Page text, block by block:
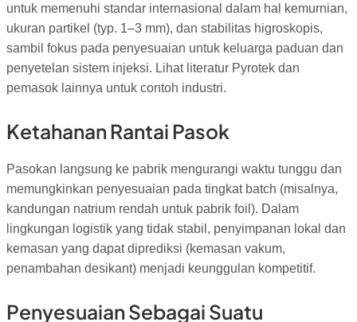
untuk memenuhi standar internasional dalam hal kemurnian,
ukuran partikel (typ. 1–3 mm), dan stabilitas higroskopis,
sambil fokus pada penyesuaian untuk keluarga paduan dan
penyetelan sistem injeksi. Lihat literatur Pyrotek dan
pemasok lainnya untuk contoh industri.
Ketahanan Rantai Pasok
Pasokan langsung ke pabrik mengurangi waktu tunggu dan
memungkinkan penyesuaian pada tingkat batch (misalnya,
kandungan natrium rendah untuk pabrik foil). Dalam
lingkungan logistik yang tidak stabil, penyimpanan lokal dan
kemasan yang dapat diprediksi (kemasan vakum,
penambahan desikant) menjadi keunggulan kompetitif.
Penyesuaian Sebagai Suatu